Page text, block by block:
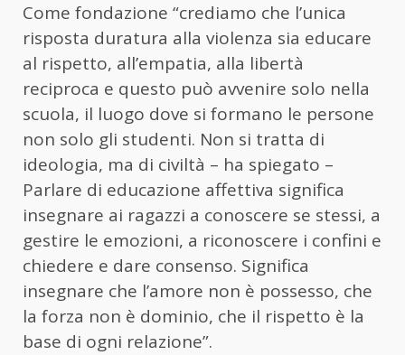
Come fondazione “crediamo che l’unica
risposta duratura alla violenza sia educare
al rispetto, all’empatia, alla libertà
reciproca e questo può avvenire solo nella
scuola, il luogo dove si formano le persone
non solo gli studenti. Non si tratta di
ideologia, ma di civiltà – ha spiegato –
Parlare di educazione affettiva significa
insegnare ai ragazzi a conoscere se stessi, a
gestire le emozioni, a riconoscere i confini e
chiedere e dare consenso. Significa
insegnare che l’amore non è possesso, che
la forza non è dominio, che il rispetto è la
base di ogni relazione”.